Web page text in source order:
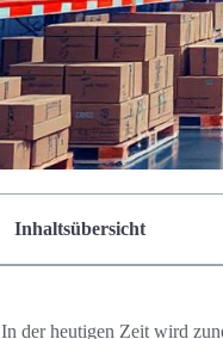
Inhaltsübersicht
In der heutigen Zeit wird